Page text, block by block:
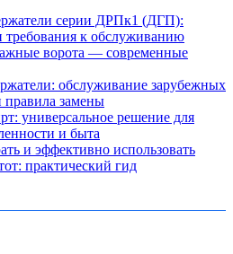
серии ДРПк1 (ДГП):
к обслуживанию
ворота — современные
обслуживание зарубежных
правила замены
универсальное решение для
и быта
и эффективно использовать
практический гид